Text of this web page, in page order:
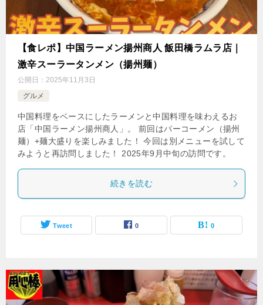
【食レポ】中国ラーメン揚州商人 飯田橋ラムラ店｜
激辛スーラータンメン（揚州麺）
公開日： 2025年11月3日
グルメ
中国料理をベースにしたラーメンと中国料理を味わえるお
店「中国ラーメン揚州商人」。 前回はパーコーメン（揚州
麺）+麺大盛りを楽しみました！ 今回は別メニューを試して
みようと再訪問しました！ 2025年9月中旬の訪問です。
続きを読む
Tweet 0 0